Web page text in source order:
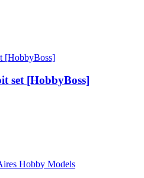
set [HobbyBoss]
Hobby Models